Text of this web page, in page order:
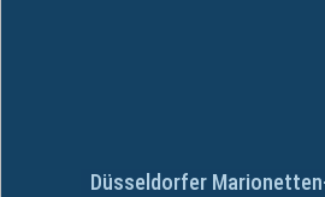
Düsseldorfer